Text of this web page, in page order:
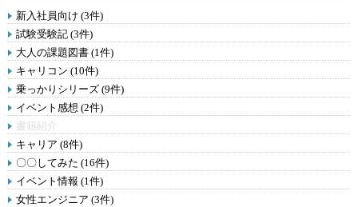
新入社員向け (3件)
試験受験記 (3件)
大人の課題図書 (1件)
キャリコン (10件)
乗っかりシリーズ (9件)
イベント感想 (2件)
書籍紹介
キャリア (8件)
〇〇してみた (16件)
イベント情報 (1件)
女性エンジニア (3件)